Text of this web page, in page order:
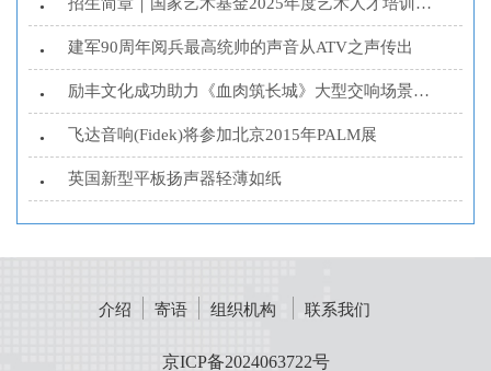
•
• 建军90周年阅兵最高统帅的声音从ATV之声传出
• 励丰文化成功助力《血肉筑长城》大型交响场景演唱会
• 飞达音响(Fidek)将参加北京2015年PALM展
• 英国新型平板扬声器轻薄如纸
介绍 寄语 组织机构 联系我们
京ICP备2024063722号